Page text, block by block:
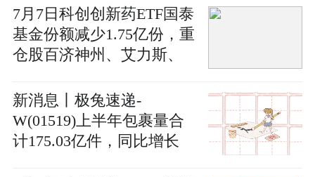
7月7日科创创新药ETF国泰
基金份额减少1.75亿份，重
仓股百济神州、艾力斯、
新消息丨极兔速递-
W(01519)上半年包裹量合
计175.03亿件，同比增长